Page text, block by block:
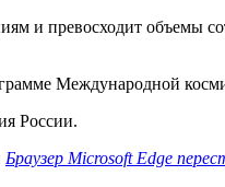
и превосходит объемы
Международной
России.
Браузер Microsoft Edge